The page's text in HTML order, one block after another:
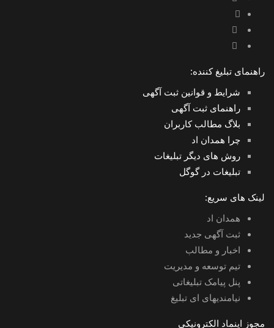
راهنمای تبلیغ کننده:
شرایط و قوانین ثبت آگهی
راهنمای ثبت آگهی
بلاگ مطالب کاربران
چرا همدان اد
روش های دیگر تبلیغات
تبلیغات در گوگل
لینک های سریع:
همدان اد
ثبت آگهی جدید
اخبار و مطالب
تیم توسعه و مدیریت
پنل پیامک تبلیغاتی
نیامندیهای ای تبلیغ
مجوز اینماد الکترونیکی